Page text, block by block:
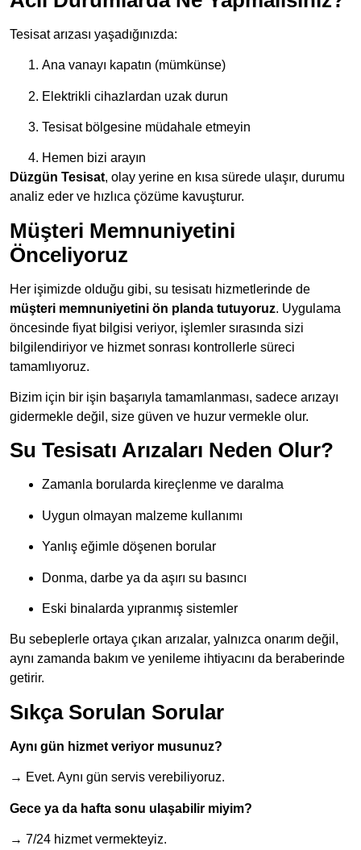
Tesisat arızası yaşadığınızda:
Ana vanayı kapatın (mümkünse)
Elektrikli cihazlardan uzak durun
Tesisat bölgesine müdahale etmeyin
Hemen bizi arayın
Düzgün Tesisat, olay yerine en kısa sürede ulaşır, durumu
analiz eder ve hızlıca çözüme kavuşturur.
Müşteri Memnuniyetini
Önceliyoruz
Her işimizde olduğu gibi, su tesisatı hizmetlerinde de
müşteri memnuniyetini ön planda tutuyoruz. Uygulama
öncesinde fiyat bilgisi veriyor, işlemler sırasında sizi
bilgilendiriyor ve hizmet sonrası kontrollerle süreci
tamamlıyoruz.
Bizim için bir işin başarıyla tamamlanması, sadece arızayı
gidermekle değil, size güven ve huzur vermekle olur.
Su Tesisatı Arızaları Neden Olur?
Zamanla borularda kireçlenme ve daralma
Uygun olmayan malzeme kullanımı
Yanlış eğimle döşenen borular
Donma, darbe ya da aşırı su basıncı
Eski binalarda yıpranmış sistemler
Bu sebeplerle ortaya çıkan arızalar, yalnızca onarım değil,
aynı zamanda bakım ve yenileme ihtiyacını da beraberinde
getirir.
Sıkça Sorulan Sorular
Aynı gün hizmet veriyor musunuz?
→ Evet. Aynı gün servis verebiliyoruz.
Gece ya da hafta sonu ulaşabilir miyim?
→ 7/24 hizmet vermekteyiz.